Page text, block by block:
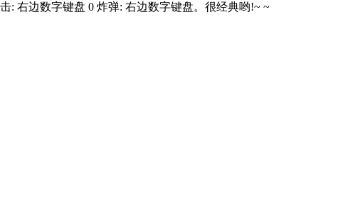
击: 右边数字键盘 0 炸弹: 右边数字键盘。很经典哟!~ ~